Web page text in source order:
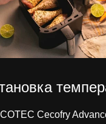
Cecofry